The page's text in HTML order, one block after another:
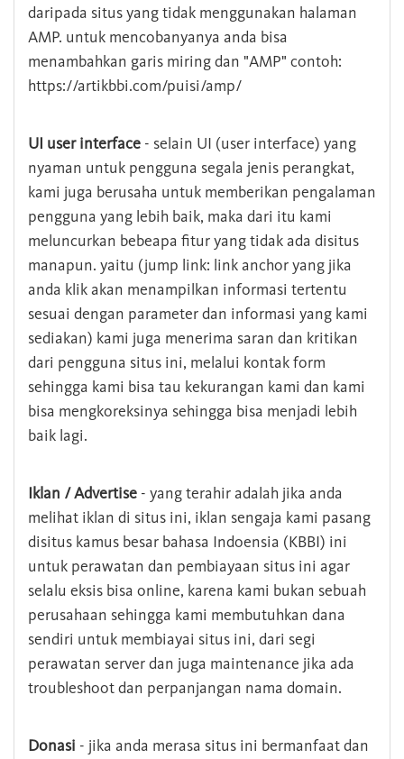
daripada situs yang tidak menggunakan halaman
AMP. untuk mencobanyanya anda bisa
menambahkan garis miring dan "AMP" contoh:
https://artikbbi.com/puisi/amp/
UI user interface - selain UI (user interface) yang
nyaman untuk pengguna segala jenis perangkat,
kami juga berusaha untuk memberikan pengalaman
pengguna yang lebih baik, maka dari itu kami
meluncurkan bebeapa fitur yang tidak ada disitus
manapun. yaitu (jump link: link anchor yang jika
anda klik akan menampilkan informasi tertentu
sesuai dengan parameter dan informasi yang kami
sediakan) kami juga menerima saran dan kritikan
dari pengguna situs ini, melalui kontak form
sehingga kami bisa tau kekurangan kami dan kami
bisa mengkoreksinya sehingga bisa menjadi lebih
baik lagi.
Iklan / Advertise - yang terahir adalah jika anda
melihat iklan di situs ini, iklan sengaja kami pasang
disitus kamus besar bahasa Indoensia (KBBI) ini
untuk perawatan dan pembiayaan situs ini agar
selalu eksis bisa online, karena kami bukan sebuah
perusahaan sehingga kami membutuhkan dana
sendiri untuk membiayai situs ini, dari segi
perawatan server dan juga maintenance jika ada
troubleshoot dan perpanjangan nama domain.
Donasi - jika anda merasa situs ini bermanfaat dan